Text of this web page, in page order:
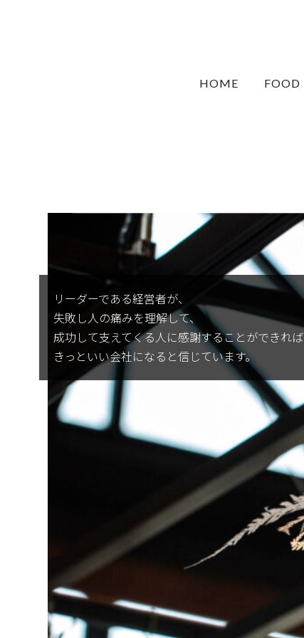
HOME FOOD
リーダーである経営者が、
失敗し人の痛みを理解して、
成功して支えてくる人に感謝することができれば
きっといい会社になると信じています。